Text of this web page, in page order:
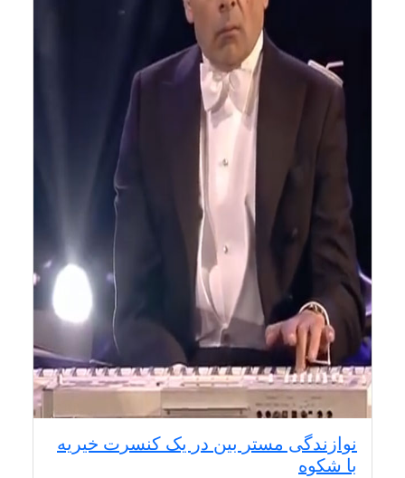
نوازندگی مستر بین در یک کنسرت خیریه
با شکوه